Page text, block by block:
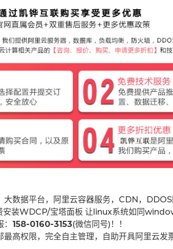
大数据平台，阿里云容器服务，CDN，
装WDCP/宝塔面板 让linux系统如同
158-0160-3153(微信同号)！！
最高权限，完全自主管理，自助开具阿里云发